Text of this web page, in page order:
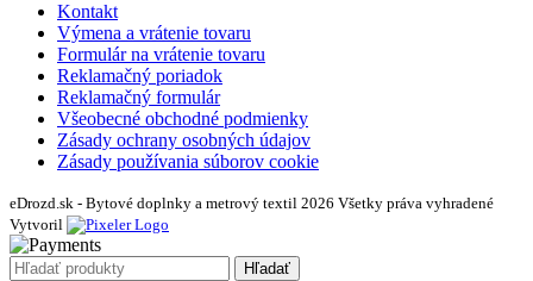
Kontakt
Výmena a vrátenie tovaru
Formulár na vrátenie tovaru
Reklamačný poriadok
Reklamačný formulár
Všeobecné obchodné podmienky
Zásady ochrany osobných údajov
Zásady používania súborov cookie
eDrozd.sk - Bytové doplnky a metrový textil 2026 Všetky práva vyhradené
Vytvoril
Hľadať